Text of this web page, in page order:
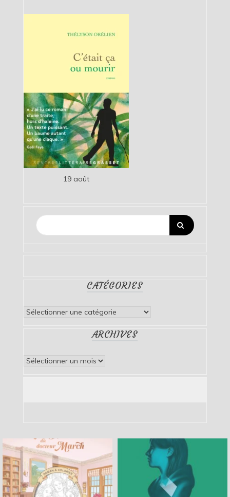
19 août
CATÉGORIES
Catégories
ARCHIVES
Archives